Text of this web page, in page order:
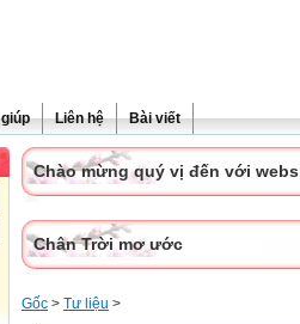
Liên hệ Bài viết
Chào mừng quý vị đến với
Chân Trời mơ ước
Gốc > Tư liệu >